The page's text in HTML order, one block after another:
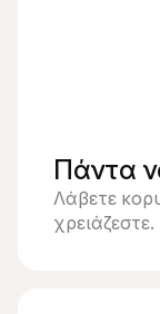
Πάντα
Λάβετε
χρειάζεστε.